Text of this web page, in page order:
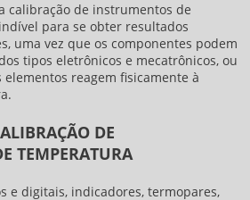
calibração de instrumentos de
para se obter resultados
uma vez que os componentes podem
tipos eletrônicos e mecatrônicos, ou
elementos reagem fisicamente à
DE
TEMPERATURA
e digitais, indicadores, termopares,